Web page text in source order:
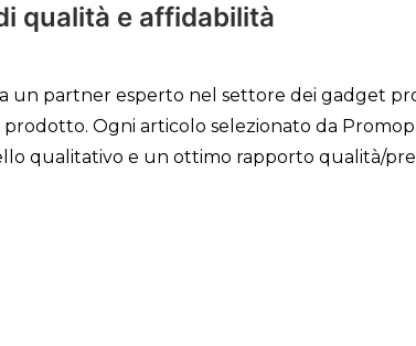
qualità e affidabilità
un partner esperto nel settore dei gadget
Ogni articolo selezionato da
qualitativo e un ottimo rapporto qualità/